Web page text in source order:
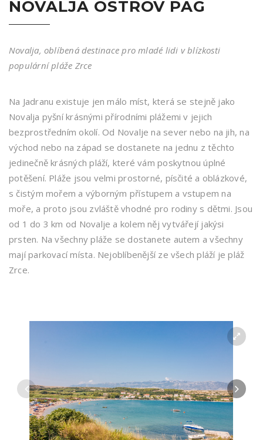
NOVALJA OSTROV PAG
Novalja, oblíbená destinace pro mladé lidi v blízkosti
populární pláže Zrce
Na Jadranu existuje jen málo míst, která se stejně jako
Novalja pyšní krásnými přírodními plážemi v jejich
bezprostředním okolí. Od Novalje na sever nebo na jih, na
východ nebo na západ se dostanete na jednu z těchto
jedinečně krásných pláží, které vám poskytnou úplné
potěšení. Pláže jsou velmi prostorné, písčité a oblázkové,
s čistým mořem a výborným přístupem a vstupem na
moře, a proto jsou zvláště vhodné pro rodiny s dětmi. Jsou
od 1 do 3 km od Novalje a kolem něj vytvářejí jakýsi
prsten. Na všechny pláže se dostanete autem a všechny
mají parkovací místa. Nejoblíbenější ze všech pláží je pláž
Zrce.